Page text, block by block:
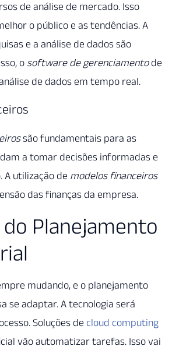
de análise de mercado. Isso
o público e as tendências. A
e a análise de dados são
o software de gerenciamentode
de dados em tempo real.
são fundamentais para as
a tomar decisões informadas e
A utilização de modelos financeiros
das finanças da empresa.
Planejamento
mudando, e o planejamento
se adaptar. A tecnologia será
Soluções de cloud computing
vão automatizar tarefas. Isso vai